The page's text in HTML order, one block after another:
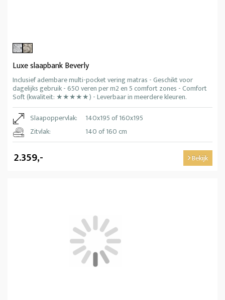
Luxe slaapbank Beverly
Inclusief adembare multi-pocket vering matras - Geschikt voor
dagelijks gebruik - 650 veren per m2 en 5 comfort zones - Comfort
Soft (kwaliteit: ★★★★★) - Leverbaar in meerdere kleuren.
Slaapoppervlak:
140x195 of 160x195
Zitvlak:
140 of 160 cm
2.359,- Bekijk